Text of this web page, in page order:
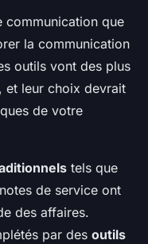
communication que
la communication
outils vont des plus
et leur choix devrait
de votre
tels que
de service ont
des affaires.
par des outils